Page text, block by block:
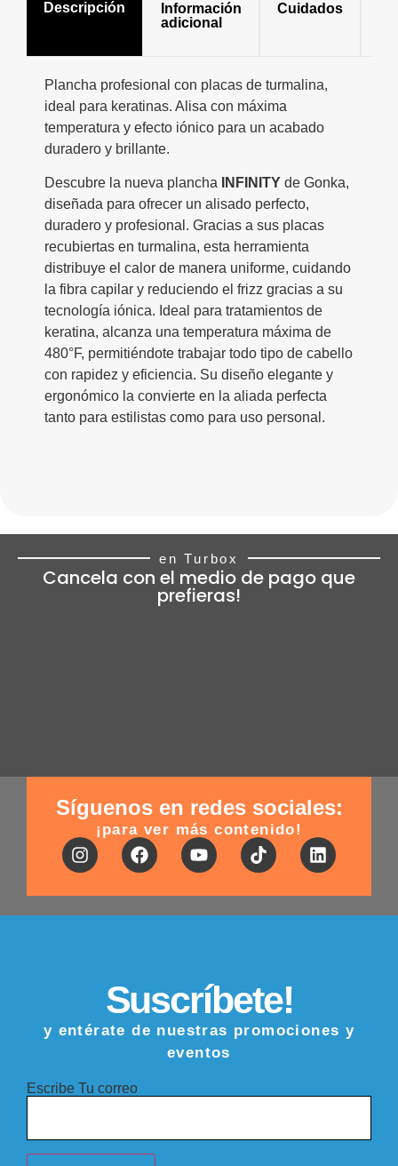
Descripción
Información
adicional
Cuidados
Plancha profesional con placas de turmalina,
ideal para keratinas. Alisa con máxima
temperatura y efecto iónico para un acabado
duradero y brillante.
Descubre la nueva plancha INFINITY de Gonka,
diseñada para ofrecer un alisado perfecto,
duradero y profesional. Gracias a sus placas
recubiertas en turmalina, esta herramienta
distribuye el calor de manera uniforme, cuidando
la fibra capilar y reduciendo el frizz gracias a su
tecnología iónica. Ideal para tratamientos de
keratina, alcanza una temperatura máxima de
480°F, permitiéndote trabajar todo tipo de cabello
con rapidez y eficiencia. Su diseño elegante y
ergonómico la convierte en la aliada perfecta
tanto para estilistas como para uso personal.
en Turbox
Cancela con el medio de pago que
prefieras!
Síguenos en redes sociales:
¡para ver más contenido!
Suscríbete!
y entérate de nuestras promociones y
eventos
Escribe Tu correo